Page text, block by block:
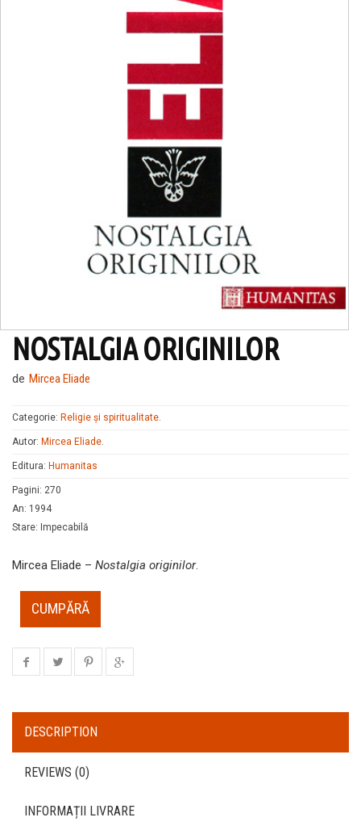
NOSTALGIA ORIGINILOR
de Mircea Eliade
Categorie: Religie și spiritualitate
Autor: Mircea Eliade
Editura: Humanitas
Pagini: 270
An: 1994
Stare: Impecabilă
Mircea Eliade – Nostalgia originilor.
CUMPĂRĂ
DESCRIPTION
REVIEWS (0)
INFORMAȚII LIVRARE